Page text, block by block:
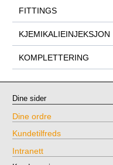
FITTINGS
KJEMIKALIEINJEKSJON
KOMPLETTERING
Dine sider
Dine ordre
Kundetilfreds
Intranett